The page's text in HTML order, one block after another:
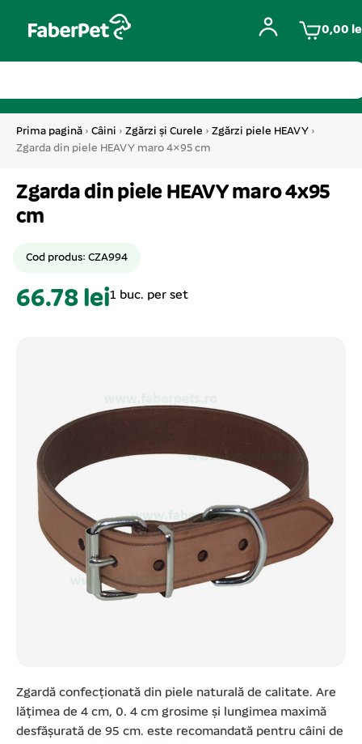
0,00
Prima pagină › Câini › Zgărzi și Curele › Zgărzi piele HEAVY ›
Zgarda din piele HEAVY maro 4×95 cm
Zgarda din piele HEAVY maro 4x95
cm
Cod produs: CZA994
66.78 lei1 buc. per set
Zgardă confecționată din piele naturală de calitate. Are
lățimea de 4 cm, 0. 4 cm grosime și lungimea maximă
desfășurată de 95 cm. este recomandată pentru câini de